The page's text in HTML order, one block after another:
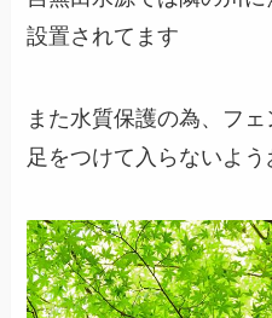
設置されてます
また水質保護の為、フ
足をつけて入らないよ